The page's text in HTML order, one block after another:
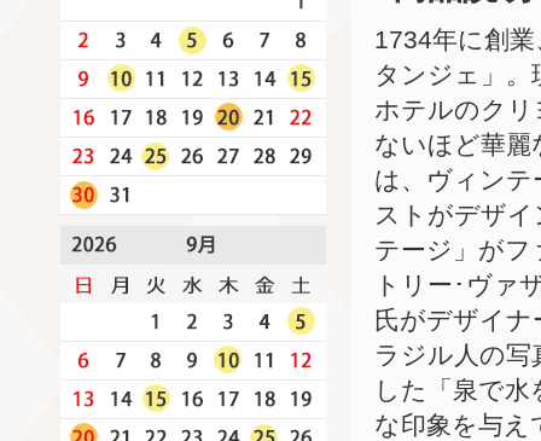
1734年に創
タンジェ」
ホテルのク
ないほど華麗
は、ヴィンテ
ストがデザ
テージ」が
トリー･ヴァ
氏がデザイ
ラジル人の
した「泉で
な印象を与